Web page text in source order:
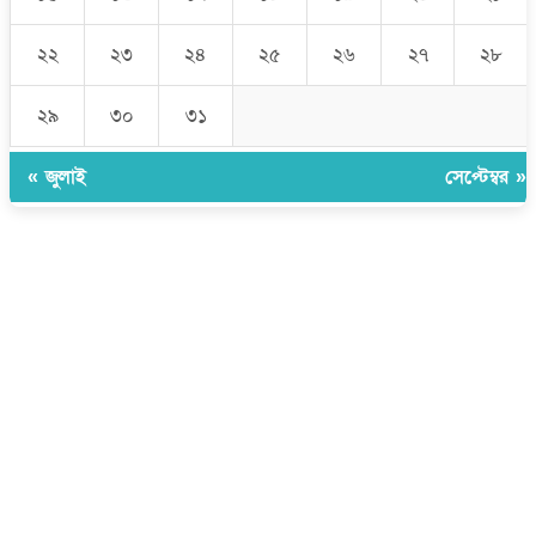
২২ ২৩ ২৪ ২৫ ২৬ ২৭ ২৮
২৯ ৩০ ৩১
« জুলাই সেপ্টেম্বর »